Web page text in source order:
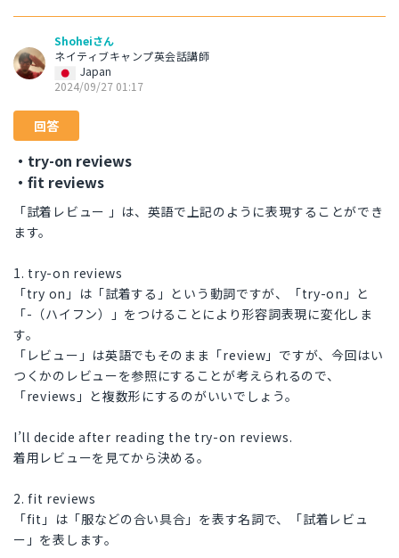
Shoheiさん
ネイティブキャンプ英会話講師
Japan
2024/09/27 01:17
回答
・try-on reviews
・fit reviews
「試着レビュー 」は、英語で上記のように表現することができ
ます。
1. try-on reviews
「try on」は「試着する」という動詞ですが、「try-on」と
「-（ハイフン）」をつけることにより形容詞表現に変化しま
す。
「レビュー」は英語でもそのまま「review」ですが、今回はい
つくかのレビューを参照にすることが考えられるので、
「reviews」と複数形にするのがいいでしょう。
I’ll decide after reading the try-on reviews.
着用レビューを見てから決める。
2. fit reviews
「fit」は「服などの合い具合」を表す名詞で、「試着レビュ
ー」を表します。